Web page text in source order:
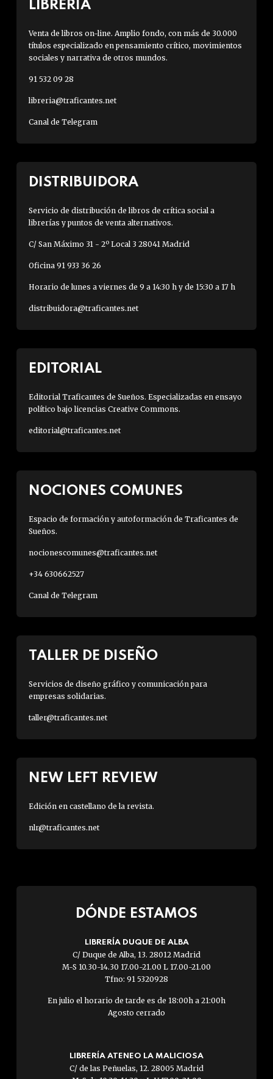
LIBRERÍA
Venta de libros on-line. Amplio fondo, con más de 30.000
títulos especializado en pensamiento crítico, movimientos
sociales y narrativa de otros mundos.
91 532 09 28
libreria@traficantes.net
Canal de Telegram
DISTRIBUIDORA
Servicio de distribución de libros de crítica social a
librerías y puntos de venta alternativos.
C/ San Máximo 31 - 2º Local 3 28041 Madrid
Oficina 91 933 36 26
Horario de lunes a viernes de 9 a 14:30 h y de 15:30 a 17 h
distribuidora@traficantes.net
EDITORIAL
Editorial Traficantes de Sueños. Especializadas en ensayo
político bajo licencias Creative Commons.
editorial@traficantes.net
NOCIONES COMUNES
Espacio de formación y autoformación de Traficantes de
Sueños.
nocionescomunes@traficantes.net
+34 630662527
Canal de Telegram
TALLER DE DISEÑO
Servicios de diseño gráfico y comunicación para
empresas solidarias.
taller@traficantes.net
NEW LEFT REVIEW
Edición en castellano de la revista.
nlr@traficantes.net
DÓNDE ESTAMOS
LIBRERÍA DUQUE DE ALBA
C/ Duque de Alba, 13. 28012 Madrid
M-S 10.30-14.30 17.00-21.00 L 17.00-21.00
Tfno: 91 5320928
En julio el horario de tarde es de 18:00h a 21:00h
Agosto cerrado
LIBRERÍA ATENEO LA MALICIOSA
C/ de las Peñuelas, 12. 28005 Madrid